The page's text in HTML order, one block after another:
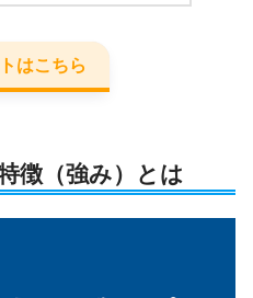
はこちら
徴（強み）とは